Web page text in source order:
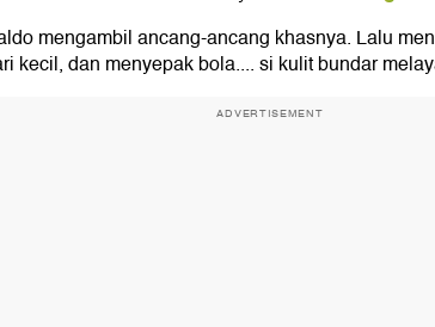
mengambil ancang-ancang khasnya. Lalu
kecil, dan menyepak bola.... si kulit bundar
ADVERTISEMENT